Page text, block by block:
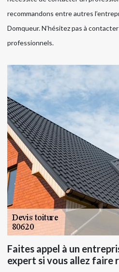
recommandons entre autres
Domqueur. N’hésitez pas à
professionnels.
Faites appel à un
expert si vous allez